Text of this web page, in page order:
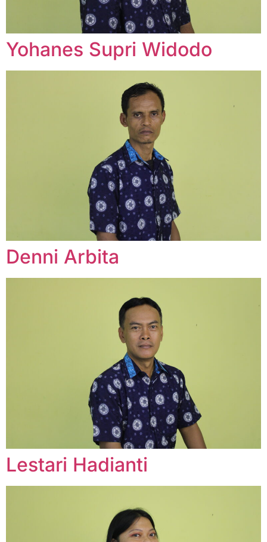
Yohanes Supri Widodo
Denni Arbita
Lestari Hadianti